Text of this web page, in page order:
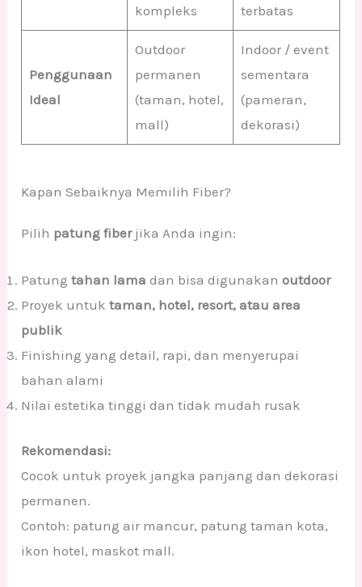
kompleks
terbatas
Penggunaan
Ideal
Outdoor
permanen
(taman, hotel,
mall)
Indoor / event
sementara
(pameran,
dekorasi)
Kapan Sebaiknya Memilih Fiber?
Pilih patung fiberjika Anda ingin:
Patungtahan lama dan bisa digunakanoutdoor
Proyek untuktaman, hotel, resort, atau area
publik
Finishing yang detail, rapi, dan menyerupai
bahan alami
Nilai estetika tinggi dan tidak mudah rusak
Rekomendasi:
Cocok untuk proyek jangka panjang dan dekorasi
permanen.
Contoh: patung air mancur, patung taman kota,
ikon hotel, maskot mall.